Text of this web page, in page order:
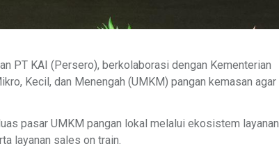
PT KAI (Persero), berkolaborasi dengan Kementerian
Kecil, dan Menengah (UMKM) pangan kemasan agar
pasar UMKM pangan lokal melalui ekosistem layanan
layanan sales on train.